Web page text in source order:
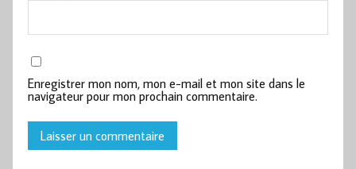
Enregistrer mon nom, mon e-mail et mon site dans le
navigateur pour mon prochain commentaire.